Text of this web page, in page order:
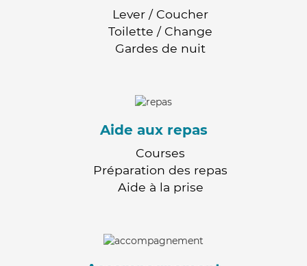
Lever / Coucher
Toilette / Change
Gardes de nuit
Aide aux repas
Courses
Préparation des repas
Aide à la prise